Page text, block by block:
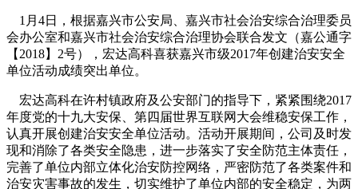
1月4日，根据嘉兴市公安局、嘉兴市社会治安综合治理委员
会办公室和嘉兴市社会治安综合治理协会联合发文（嘉公通字
【2018】2号），宏达高科喜获嘉兴市级2017年创建治安安全
单位活动成绩突出单位。
宏达高科在许村镇政府及公安部门的指导下，紧紧围绕2017
年度党的十九大安保、第四届世界互联网大会维稳安保工作，
认真开展创建治安安全单位活动。活动开展期间，公司及时发
现和消除了各类安全隐患，进一步落实了安全防范主体责任，
完善了单位内部立体化治安防控网络，严密防范了各类案件和
治安灾害事故的发生，切实维护了单位内部的安全稳定，为两